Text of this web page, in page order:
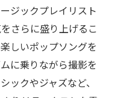
ジックプレイリスト
さらに盛り上げるこ
しいポップソングを
に乗りながら撮影を
ックやジャズなど、